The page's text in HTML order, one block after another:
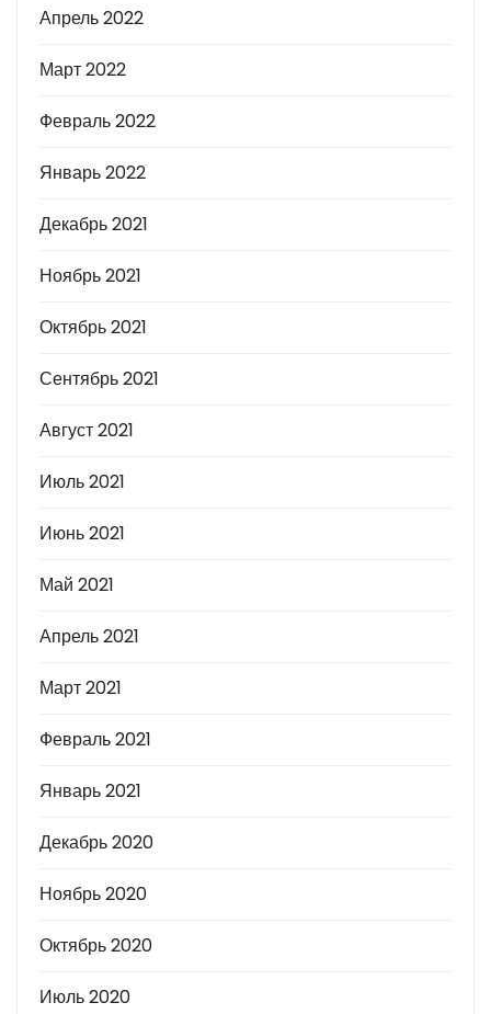
Апрель 2022
Март 2022
Февраль 2022
Январь 2022
Декабрь 2021
Ноябрь 2021
Октябрь 2021
Сентябрь 2021
Август 2021
Июль 2021
Июнь 2021
Май 2021
Апрель 2021
Март 2021
Февраль 2021
Январь 2021
Декабрь 2020
Ноябрь 2020
Октябрь 2020
Июль 2020